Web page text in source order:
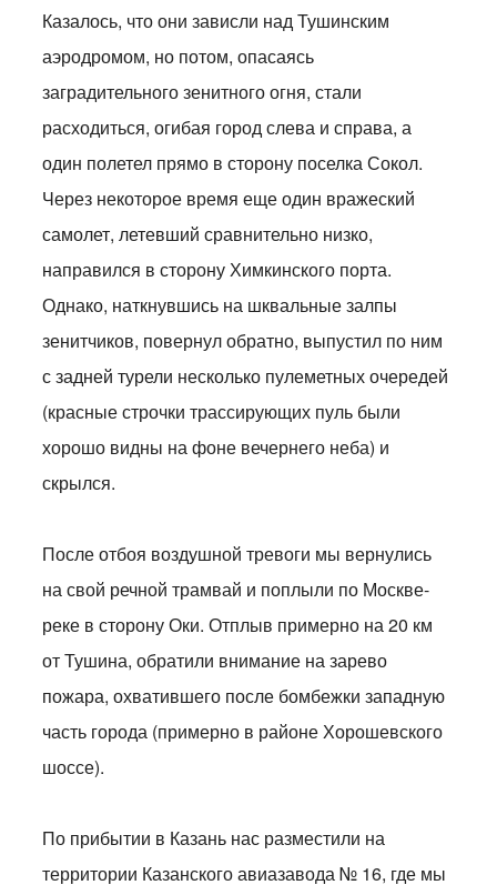
Казалось, что они зависли над Тушинским
аэродромом, но потом, опасаясь
заградительного зенитного огня, стали
расходиться, огибая город слева и справа, а
один полетел прямо в сторону поселка Сокол.
Через некоторое время еще один вражеский
самолет, летевший сравнительно низко,
направился в сторону Химкинского порта.
Однако, наткнувшись на шквальные залпы
зенитчиков, повернул обратно, выпустил по ним
с задней турели несколько пулеметных очередей
(красные строчки трассирующих пуль были
хорошо видны на фоне вечернего неба) и
скрылся.
После отбоя воздушной тревоги мы вернулись
на свой речной трамвай и поплыли по Москве-
реке в сторону Оки. Отплыв примерно на 20 км
от Тушина, обратили внимание на зарево
пожара, охватившего после бомбежки западную
часть города (примерно в районе Хорошевского
шоссе).
По прибытии в Казань нас разместили на
территории Казанского авиазавода № 16, где мы